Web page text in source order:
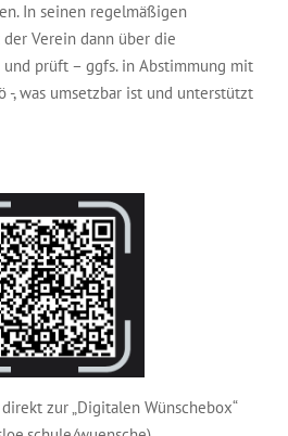
In seinen regelmäßigen
Verein dann über die
prüft – ggfs. in Abstimmung mit
-, was umsetzbar ist und unterstützt
zur „Digitalen Wünschebox“